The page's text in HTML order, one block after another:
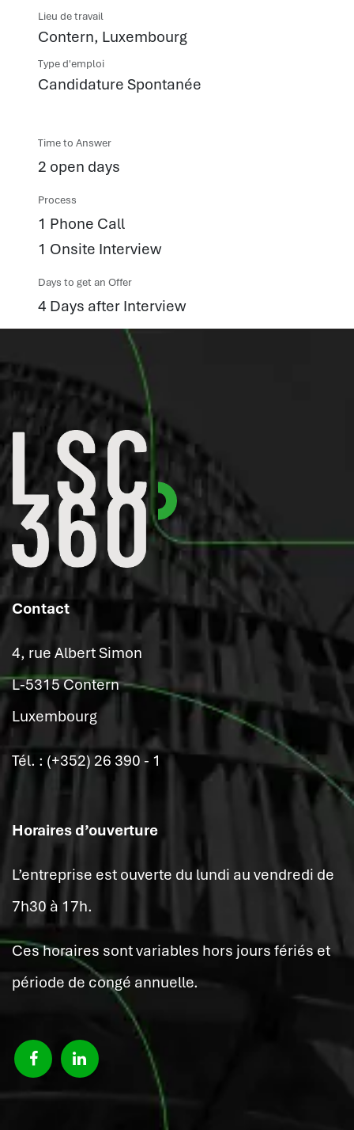
Lieu de travail
Contern, Luxembourg
Type d'emploi
Candidature Spontanée
Time to Answer
2 open days
Process
1 Phone Call
1 Onsite Interview
Days to get an Offer
4 Days after Interview
Contact
4, rue Albert Simon
L-5315 Contern
Luxembourg
Tél. : (+352) 26 390 - 1
Horaires d’ouverture
L’entreprise est ouverte du lundi au vendredi de
7h30 à 17h.
Ces horaires sont variables hors jours fériés et
période de congé annuelle.